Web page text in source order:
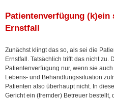
Patientenverfügung
Ernstfall
Zunächst klingt das so, als sei die
Ernstfall. Tatsächlich trifft das nicht zu.
Patientenverfügung nur, wenn sie
Lebens- und Behandlungssituation
Patienten also überhaupt nicht. In
Gericht ein (fremder) Betreuer